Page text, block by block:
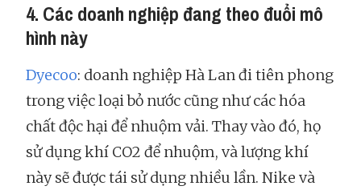
4. Các doanh nghiệp đang theo đuổi mô
hình này
Dyecoo: doanh nghiệp Hà Lan đi tiên phong
trong việc loại bỏ nước cũng như các hóa
chất độc hại để nhuộm vải. Thay vào đó, họ
sử dụng khí CO2 để nhuộm, và lượng khí
này sẽ được tái sử dụng nhiều lần. Nike và